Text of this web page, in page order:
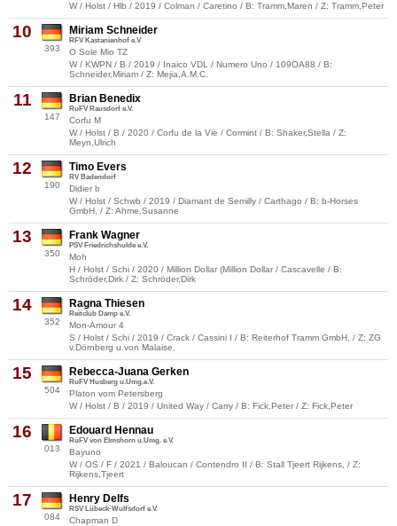
W / Holst / Hlb / 2019 / Colman / Caretino / B: Tramm,Maren / Z: Tramm,Peter
10
393
Miriam Schneider
RFV Kastanienhof e.V
O Sole Mio TZ
W / KWPN / B / 2019 / Inaico VDL / Numero Uno / 109OA88 / B:
Schneider,Miriam / Z: Mejia,A.M.C.
11
147
Brian Benedix
RuFV Rausdorf e.V.
Corfu M
W / Holst / B / 2020 / Corfu de la Vie / Cormint / B: Shaker,Stella / Z:
Meyn,Ulrich
12
190
Timo Evers
RV Badendorf
Didier b
W / Holst / Schwb / 2019 / Diamant de Semilly / Carthago / B: b-Horses
GmbH, / Z: Ahme,Susanne
13
350
Frank Wagner
PSV Friedrichshulde e.V.
Moh
H / Holst / Schi / 2020 / Million Dollar (Million Dollar / Cascavelle / B:
Schröder,Dirk / Z: Schröder,Dirk
14
352
Ragna Thiesen
Reitclub Damp e.V.
Mon-Amour 4
S / Holst / Schi / 2019 / Crack / Cassini I / B: Reiterhof Tramm GmbH, / Z: ZG
v.Dörnberg u.von Malaise,
15
504
Rebecca-Juana Gerken
RuFV Husberg u.Umg.e.V.
Platon vom Petersberg
W / Holst / B / 2019 / United Way / Carry / B: Fick,Peter / Z: Fick,Peter
16
013
Edouard Hennau
RuFV von Elmshorn u.Umg. e.V.
Bayuno
W / OS / F / 2021 / Baloucan / Contendro II / B: Stall Tjeert Rijkens, / Z:
Rijkens,Tjeert
17
084
Henry Delfs
RSV Lübeck-Wulfsdorf e.V.
Chapman D